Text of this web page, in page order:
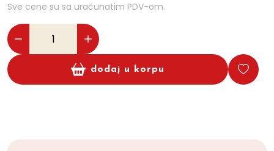
Sve cene su sa uračunatim PDV-om.
dodaj u korpu